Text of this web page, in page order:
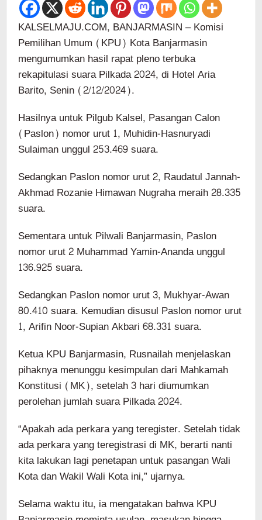
KALSELMAJU.COM, BANJARMASIN – Komisi
Pemilihan Umum (KPU) Kota Banjarmasin
mengumumkan hasil rapat pleno terbuka
rekapitulasi suara Pilkada 2024, di Hotel Aria
Barito, Senin (2/12/2024).
Hasilnya untuk Pilgub Kalsel, Pasangan Calon
(Paslon) nomor urut 1, Muhidin-Hasnuryadi
Sulaiman unggul 253.469 suara.
Sedangkan Paslon nomor urut 2, Raudatul Jannah-
Akhmad Rozanie Himawan Nugraha meraih 28.335
suara.
Sementara untuk Pilwali Banjarmasin, Paslon
nomor urut 2 Muhammad Yamin-Ananda unggul
136.925 suara.
Sedangkan Paslon nomor urut 3, Mukhyar-Awan
80.410 suara. Kemudian disusul Paslon nomor urut
1, Arifin Noor-Supian Akbari 68.331 suara.
Ketua KPU Banjarmasin, Rusnailah menjelaskan
pihaknya menunggu kesimpulan dari Mahkamah
Konstitusi (MK), setelah 3 hari diumumkan
perolehan jumlah suara Pilkada 2024.
“Apakah ada perkara yang teregister. Setelah tidak
ada perkara yang teregistrasi di MK, berarti nanti
kita lakukan lagi penetapan untuk pasangan Wali
Kota dan Wakil Wali Kota ini,” ujarnya.
Selama waktu itu, ia mengatakan bahwa KPU